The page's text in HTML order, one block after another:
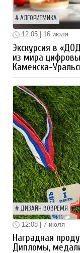
АЛГОРИТМИКА
12:05 | 16 июля
Экскурсия в
из мира
Каменска-
ДИЗАЙН ВОВРЕМЯ
12:08 | 7 июля
Наградная
Дипломы,